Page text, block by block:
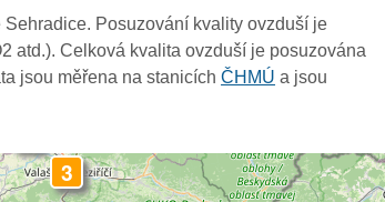
Posuzování kvality ovzduší je
atd.). Celková kvalita ovzduší je posuzována
jsou měřena na stanicíchČHMÚ a jsou
3
3
2
3